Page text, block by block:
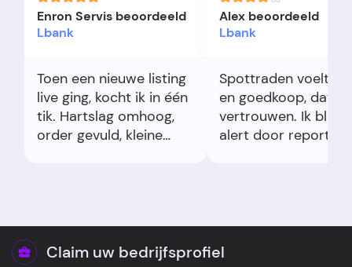
Enron Servis beoordeeld
Lbank
Toen een nieuwe listing
live ging, kocht ik in één
tik. Hartslag omhoog,
order gevuld, kleine
open.
Alex beoordeeld
Lbank
Spottraden voelt
en goedkoop, dat
vertrouwen. Ik blijf
alert door reports
Claim uw bedrijfsprofiel